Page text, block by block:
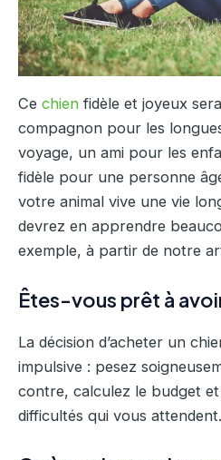
Ce chien fidèle et joyeux
compagnon pour les
voyage, un ami pour les
fidèle pour une personne
votre animal vive une vie
devrez en apprendre
exemple, à partir de notre
Êtes-vous prêt à
La décision d’acheter un
impulsive : pesez
contre, calculez le budget
difficultés qui vous attendent.